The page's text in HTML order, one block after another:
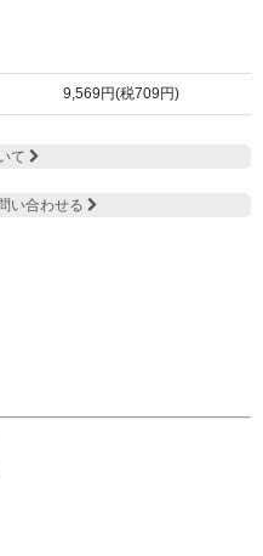
9,569円(税709円)
て
い合わせる